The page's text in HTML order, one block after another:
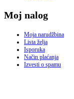
Moj nalog
Moja narudžbina
Lista želja
Isporuka
Način plaćanja
Izvesti o spamu